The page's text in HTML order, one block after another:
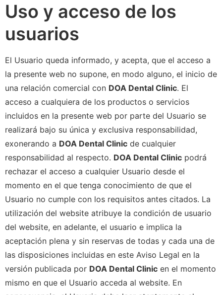
Uso y acceso de los
usuarios
El Usuario queda informado, y acepta, que el acceso a
la presente web no supone, en modo alguno, el inicio de
una relación comercial con DOA Dental Clinic. El
acceso a cualquiera de los productos o servicios
incluidos en la presente web por parte del Usuario se
realizará bajo su única y exclusiva responsabilidad,
exonerando a DOA Dental Clinic de cualquier
responsabilidad al respecto. DOA Dental Clinic podrá
rechazar el acceso a cualquier Usuario desde el
momento en el que tenga conocimiento de que el
Usuario no cumple con los requisitos antes citados. La
utilización del website atribuye la condición de usuario
del website, en adelante, el usuario e implica la
aceptación plena y sin reservas de todas y cada una de
las disposiciones incluidas en este Aviso Legal en la
versión publicada por DOA Dental Clinic en el momento
mismo en que el Usuario acceda al website. En